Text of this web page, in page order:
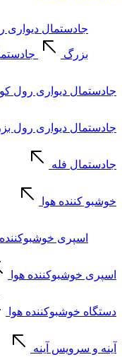
جادستمال
بزرگ
جادستمال دیواری رول
جادستمال دیواری رول
جادستمال فله
خوشبو کننده هوا
اسپری خوشبوکننده
اسپری خوشبوکننده هوا
دستگاه خوشبوکننده هوا
آینه و سرویس آینه